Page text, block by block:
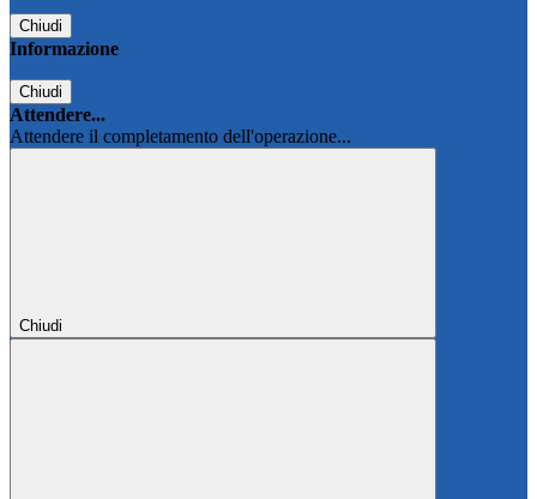
Chiudi
Informazione
Chiudi
Attendere...
Attendere il completamento dell'operazione...
Chiudi